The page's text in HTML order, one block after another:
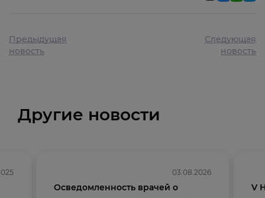
Предыдущая
новость
Следующая
новость
Другие новости
03.08.2026
Осведомленность врачей о
V